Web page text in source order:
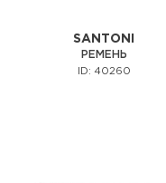
SANTONI
РЕМЕНЬ
ID: 40260